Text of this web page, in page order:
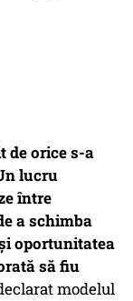
de orice s-a
lucru
între
a schimba
oportunitatea
să fiu
modelul